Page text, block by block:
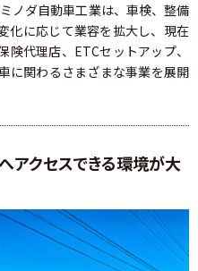
ノダ自動車工業は、車検、整備
化に応じて業容を拡大し、現在
代理店、ETCセットアップ、
に関わるさまざまな事業を展開
アクセスできる環境が大